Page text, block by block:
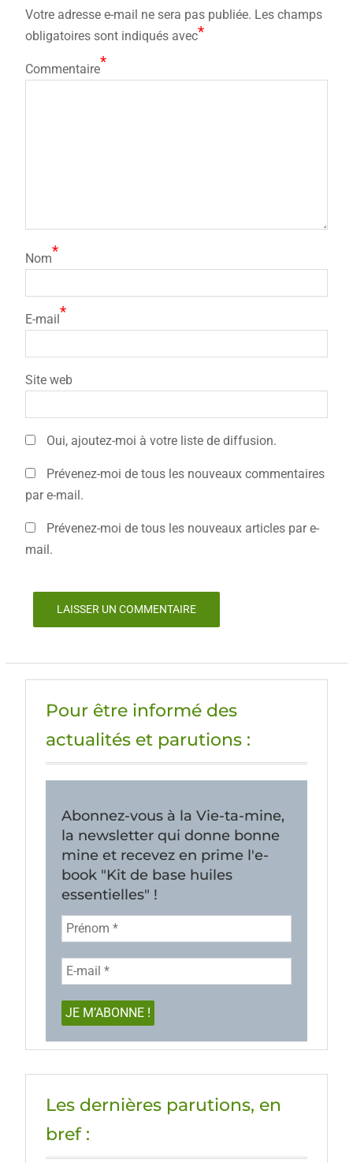
Votre adresse e-mail ne sera pas publiée. Les champs
obligatoires sont indiqués avec*
Commentaire*
Nom*
E-mail *
Site web
Oui, ajoutez-moi à votre liste de diffusion.
Prévenez-moi de tous les nouveaux commentaires
par e-mail.
Prévenez-moi de tous les nouveaux articles par e-
mail.
Pour être informé des
actualités et parutions :
Abonnez-vous à la Vie-ta-mine,
la newsletter qui donne bonne
mine et recevez en prime l'e-
book "Kit de base huiles
essentielles" !
Les dernières parutions, en
bref :